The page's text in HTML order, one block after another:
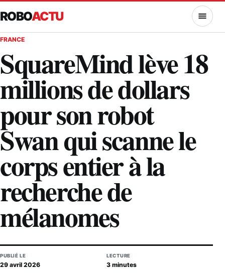
ROBOACTU MENU
FRANCE
SquareMind lève 18
millions de dollars
pour son robot
Swan qui scanne le
corps entier à la
recherche de
mélanomes
PUBLIÉ LE
29 avril 2026
LECTURE
3 minutes